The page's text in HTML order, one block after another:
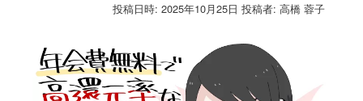
投稿日時:2025年10月25日 投稿者:高橋 蓉子